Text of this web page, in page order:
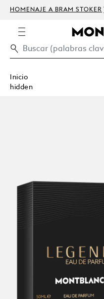
HOMENAJE A BRAM STOKER
Inicio
hidden